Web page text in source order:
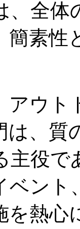
、全体
簡素性
アウト
は、質
主役で
ベント
を熱心